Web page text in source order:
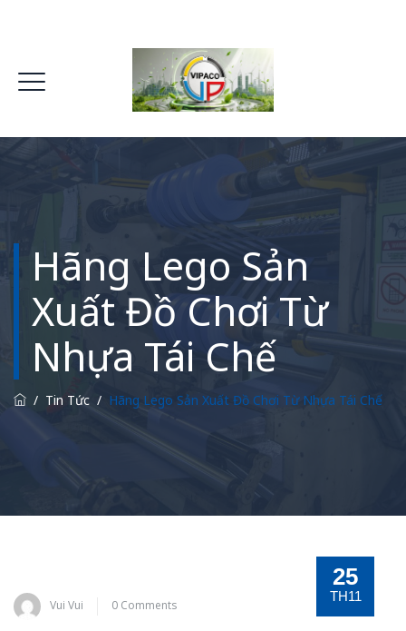
Hãng Lego Sản
Xuất Đồ Chơi Từ
Nhựa Tái Chế
/ Tin Tức / Hãng Lego Sản Xuất Đồ Chơi Từ Nhựa Tái Chế
25
TH11
Vui Vui 0 Comments